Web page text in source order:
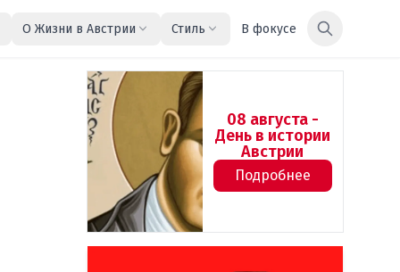
О Жизни в Австрии Стиль В фокусе
08 августа -
День в истории
Австрии
Подробнее